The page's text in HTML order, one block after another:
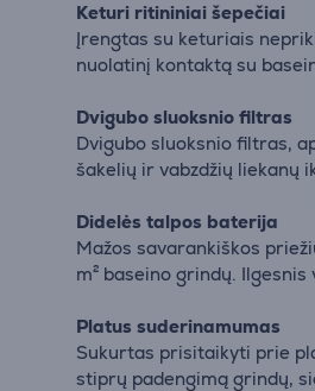
Keturi ritininiai šepečiai
Įrengtas su keturiais
nuolatinį kontaktą su
Dvigubo sluoksnio filtras
Dvigubo sluoksnio filtras,
šakelių ir vabzdžių liekanų
Didelės talpos baterija
Mažos savarankiškos
m² baseino grindų.
Platus suderinamumas
Sukurtas prisitaikyti prie
stiprų padengimą grindų,